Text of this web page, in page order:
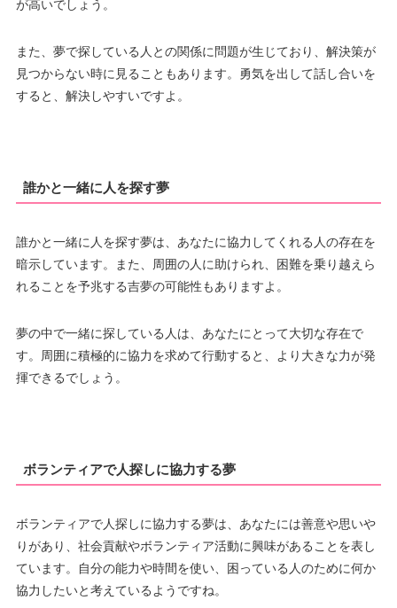
が高いでしょう。
また、夢で探している人との関係に問題が生じており、解決策が
見つからない時に見ることもあります。勇気を出して話し合いを
すると、解決しやすいですよ。
誰かと一緒に人を探す夢
誰かと一緒に人を探す夢は、あなたに協力してくれる人の存在を
暗示しています。また、周囲の人に助けられ、困難を乗り越えら
れることを予兆する吉夢の可能性もありますよ。
夢の中で一緒に探している人は、あなたにとって大切な存在で
す。周囲に積極的に協力を求めて行動すると、より大きな力が発
揮できるでしょう。
ボランティアで人探しに協力する夢
ボランティアで人探しに協力する夢は、あなたには善意や思いや
りがあり、社会貢献やボランティア活動に興味があることを表し
ています。自分の能力や時間を使い、困っている人のために何か
協力したいと考えているようですね。